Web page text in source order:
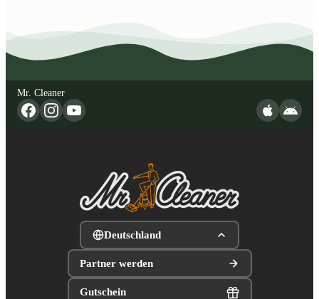
Mr. Cleaner
Deutschland
Partner werden
Gutschein